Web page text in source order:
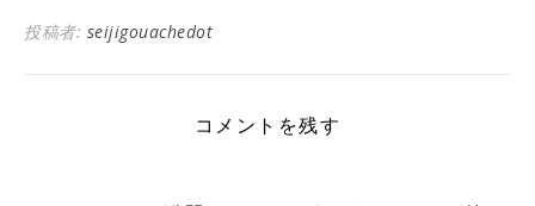
投稿者: seijigouachedot
コメントを残す